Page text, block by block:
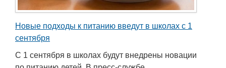
Новые подходы к питанию введут в школах с 1
сентября
С 1 сентября в школах будут внедрены новации